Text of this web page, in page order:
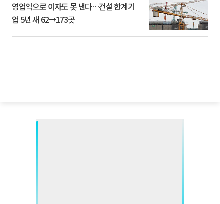
영업익으로 이자도 못 낸다…건설 한계기
업 5년 새 62→173곳